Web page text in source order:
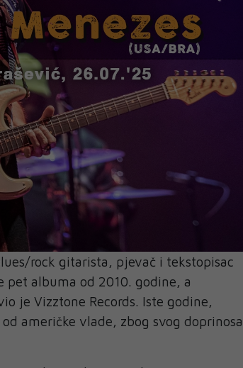
rock gitarista, pjevač i tekstopisac
albuma od 2010. godine, a
je Vizztone Records. Iste godine,
američke vlade, zbog svog doprinosa